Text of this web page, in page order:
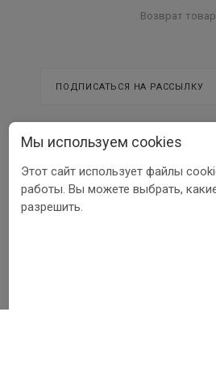
Возврат
ПОДПИСАТЬСЯ НА РАССЫЛКУ
8 800 350 56 58
Северный, зд. 7,
Мы используем cookies
Этот сайт использует файлы
работы. Вы можете выбрать,
разрешить.